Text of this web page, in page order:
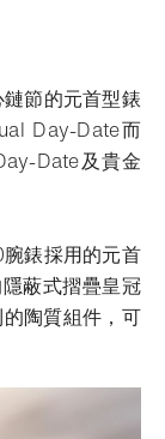
節的元首型錶
Day-Date而
Date及貴金
錶採用的元首
蔽式摺疊皇冠
陶質組件，可